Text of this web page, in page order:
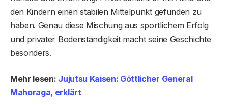
den Kindern einen stabilen Mittelpunkt gefunden zu
haben. Genau diese Mischung aus sportlichem Erfolg
und privater Bodenständigkeit macht seine Geschichte
besonders.
Mehr lesen: Jujutsu Kaisen: Göttlicher General
Mahoraga, erklärt